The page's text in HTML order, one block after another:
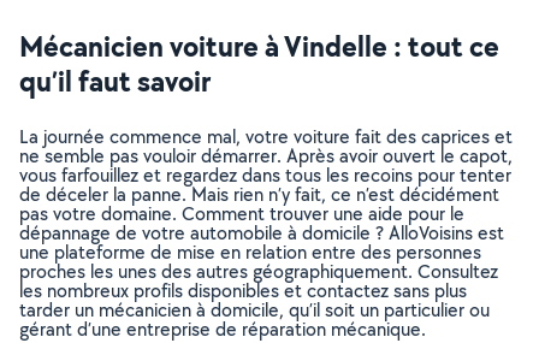
Mécanicien voiture à Vindelle : tout ce
qu’il faut savoir
La journée commence mal, votre voiture fait des caprices et
ne semble pas vouloir démarrer. Après avoir ouvert le capot,
vous farfouillez et regardez dans tous les recoins pour tenter
de déceler la panne. Mais rien n’y fait, ce n’est décidément
pas votre domaine. Comment trouver une aide pour le
dépannage de votre automobile à domicile ? AlloVoisins est
une plateforme de mise en relation entre des personnes
proches les unes des autres géographiquement. Consultez
les nombreux profils disponibles et contactez sans plus
tarder un mécanicien à domicile, qu’il soit un particulier ou
gérant d’une entreprise de réparation mécanique.